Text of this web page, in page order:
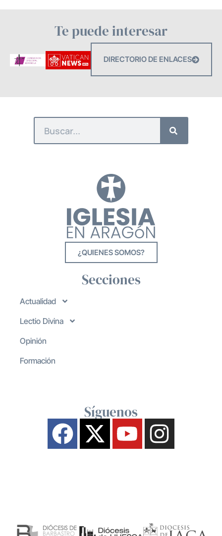
Te puede interesar
DIRECTORIO DE ENLACES
¿QUIENES SOMOS?
Secciones
Actualidad
Lectio Divina
Opinión
Formación
Síguenos